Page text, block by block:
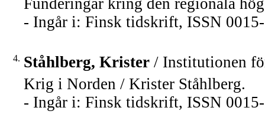
Funderingar kring den regionala
- Ingår i: Finsk tidskrift, ISSN
4. Ståhlberg, Krister / Institutionen
Krig i Norden / Krister Ståhlberg.
- Ingår i: Finsk tidskrift, ISSN